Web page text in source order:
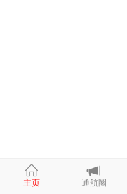
主页 通航圈